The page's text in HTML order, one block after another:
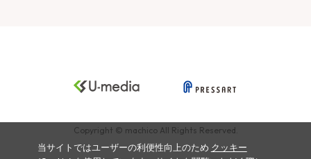
Copyright © machico All Rights Reserved.
当サイトではユーザーの利便性向上のため クッキー